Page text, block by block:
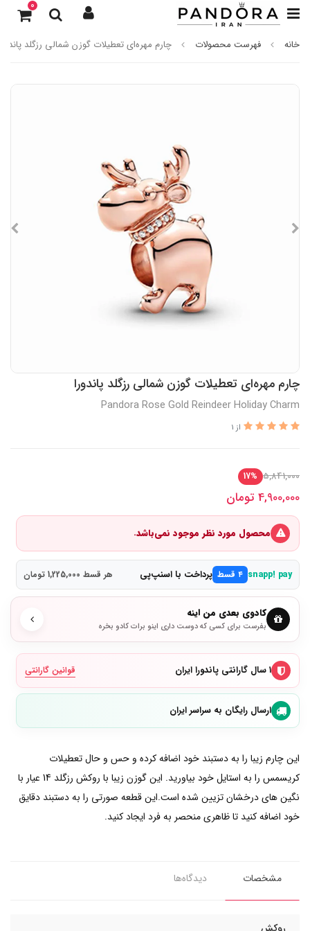
0
خانه فهرست محصولات چارم مهره‌ای تعطیلات گوزن شمالی رزگلد
چارم مهره‌ای تعطیلات گوزن شمالی رزگلد پاندورا
Pandora Rose Gold Reindeer Holiday Charm
از 1
5,841,000
17%
4,900,000 تومان
محصول مورد نظر موجود نمی‌باشد.
snapp! pay ۴ قسط پرداخت با اسنپ‌پی هر قسط 1,225,000 تومان
کادوی بعدی من اینه
بفرست برای کسی که دوست داری اینو برات کادو بخره
۱ سال گارانتی پاندورا ایران قوانین گارانتی
ارسال رایگان به سراسر ایران
این چارم زیبا را به دستبند خود اضافه کرده و حس و حال تعطیلات
کریسمس را به استایل خود بیاورید. این گوزن زیبا با روکش رزگلد 14 عیار با
نگین های درخشان تزیین شده است.این قطعه صورتی را به دستبند دقایق
خود اضافه کنید تا ظاهری منحصر به فرد ایجاد کنید.
مشخصات دیدگاه‌ها